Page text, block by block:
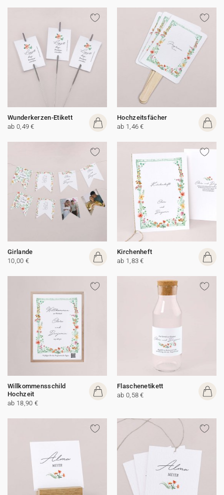
Wunderkerzen-Etikett
ab 0,49 €
Hochzeitsfächer
ab 1,46 €
Girlande
10,00 €
Kirchenheft
ab 1,83 €
Willkommensschild
Hochzeit
ab 18,90 €
Flaschenetikett
ab 0,58 €